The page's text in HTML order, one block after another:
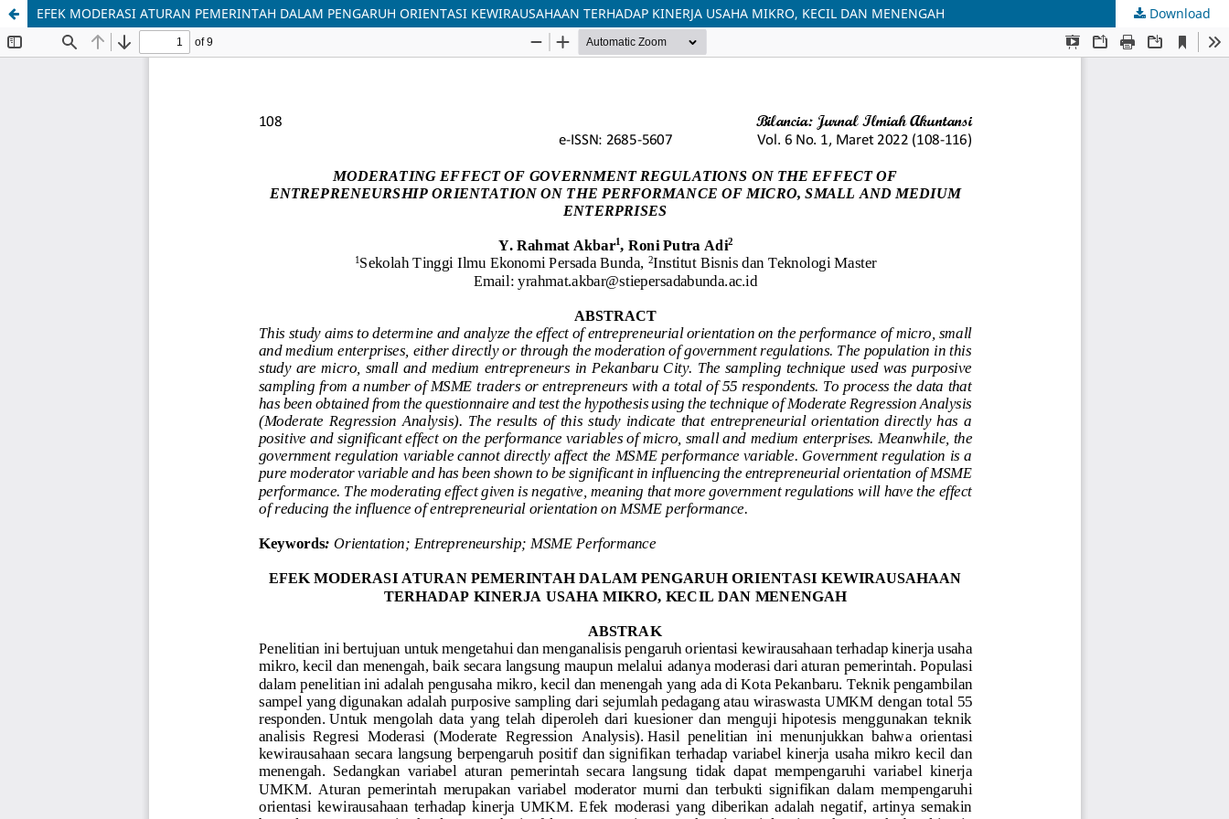
EFEK MODERASI ATURAN PEMERINTAH DALAM PENGARUH ORIENTASI KEWIRAUSAHAAN TERHADAP KINERJA USAHA MIKRO, KECIL DAN MENENGAH Download